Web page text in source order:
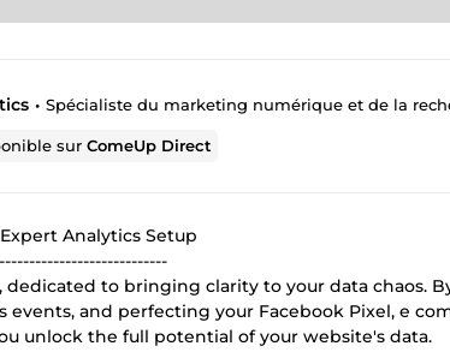
• Spécialiste du marketing numérique et de la
surComeUp Direct
Analytics Setup
to bringing clarity to your data chaos.
events, and perfecting your Facebook Pixel, e
unlock the full potential of your website's data.